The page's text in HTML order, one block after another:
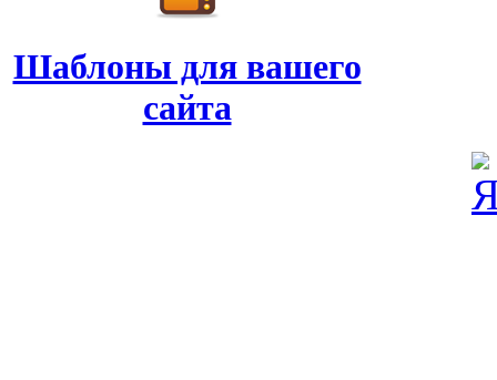
Шаблоны для вашего
сайта